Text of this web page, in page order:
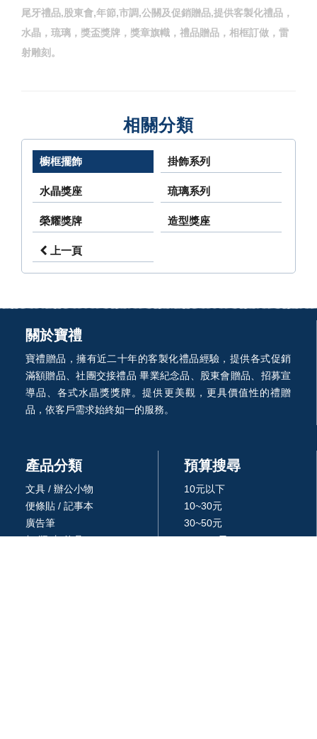
尾牙禮品,股東會,年節,市調,公關及促銷贈品,提供客製化禮品，
水晶，琉璃，獎盃獎牌，獎章旗幟，禮品贈品，相框訂做，雷
射雕刻。
相關分類
櫥框擺飾 掛飾系列
水晶獎座 琉璃系列
榮耀獎牌 造型獎座
上一頁
關於寶禮
寶禮贈品，擁有近二十年的客製化禮品經驗，提供各式促銷
滿額贈品、社團交接禮品 畢業紀念品、股東會贈品、招募宣
導品、各式水晶獎獎牌。提供更美觀，更具價值性的禮贈
品，依客戶需求始終如一的服務。
產品分類
文具 / 辦公小物
便條貼 / 記事本
廣告筆
杯/瓶/壺/飲具
預算搜尋
10元以下
10~30元
30~50元
50~100元